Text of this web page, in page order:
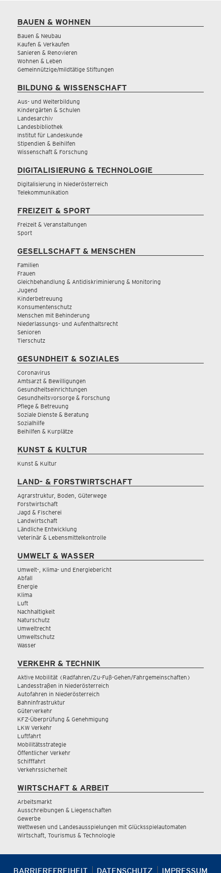
BAUEN & WOHNEN
Bauen & Neubau
Kaufen & Verkaufen
Sanieren & Renovieren
Wohnen & Leben
Gemeinnützige/mildtätige Stiftungen
BILDUNG & WISSENSCHAFT
Aus- und Weiterbildung
Kindergärten & Schulen
Landesarchiv
Landesbibliothek
Institut für Landeskunde
Stipendien & Beihilfen
Wissenschaft & Forschung
DIGITALISIERUNG & TECHNOLOGIE
Digitalisierung in Niederösterreich
Telekommunikation
FREIZEIT & SPORT
Freizeit & Veranstaltungen
Sport
GESELLSCHAFT & MENSCHEN
Familien
Frauen
Gleichbehandlung & Antidiskriminierung & Monitoring
Jugend
Kinderbetreuung
Konsumentenschutz
Menschen mit Behinderung
Niederlassungs- und Aufenthaltsrecht
Senioren
Tierschutz
GESUNDHEIT & SOZIALES
Coronavirus
Amtsarzt & Bewilligungen
Gesundheitseinrichtungen
Gesundheitsvorsorge & Forschung
Pflege & Betreuung
Soziale Dienste & Beratung
Sozialhilfe
Beihilfen & Kurplätze
KUNST & KULTUR
Kunst & Kultur
LAND- & FORSTWIRTSCHAFT
Agrarstruktur, Boden, Güterwege
Forstwirtschaft
Jagd & Fischerei
Landwirtschaft
Ländliche Entwicklung
Veterinär & Lebensmittelkontrolle
UMWELT & WASSER
Umwelt-, Klima- und Energiebericht
Abfall
Energie
Klima
Luft
Nachhaltigkeit
Naturschutz
Umweltrecht
Umweltschutz
Wasser
VERKEHR & TECHNIK
Aktive Mobilität (Radfahren/Zu-Fuß-Gehen/Fahrgemeinschaften)
Landesstraßen in Niederösterreich
Autofahren in Niederösterreich
Bahninfrastruktur
Güterverkehr
KFZ-Überprüfung & Genehmigung
LKW Verkehr
Luftfahrt
Mobilitätsstrategie
Öffentlicher Verkehr
Schifffahrt
Verkehrssicherheit
WIRTSCHAFT & ARBEIT
Arbeitsmarkt
Ausschreibungen & Liegenschaften
Gewerbe
Wettwesen und Landesausspielungen mit Glücksspielautomaten
Wirtschaft, Tourismus & Technologie
BARRIEREFREIHEIT DATENSCHUTZ IMPRESSUM